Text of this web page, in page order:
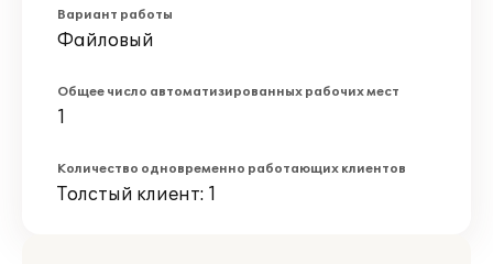
Вариант работы
Файловый
Общее число автоматизированных рабочих мест
1
Количество одновременно работающих клиентов
Толстый клиент: 1